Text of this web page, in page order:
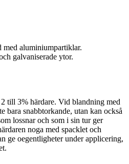
med aluminiumpartiklar.
galvaniserade ytor.
till 3% härdare. Vid blandning med
bara snabbtorkande, utan kan också
lossnar och som i sin tur ger
noga med spacklet och
ge oegentligheter under applicering,